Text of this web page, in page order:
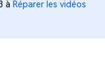
à Réparer les vidéos